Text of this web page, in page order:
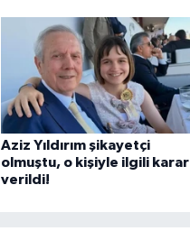
Aziz Yıldırım şikayetçi
olmuştu, o kişiyle ilgili karar
verildi!